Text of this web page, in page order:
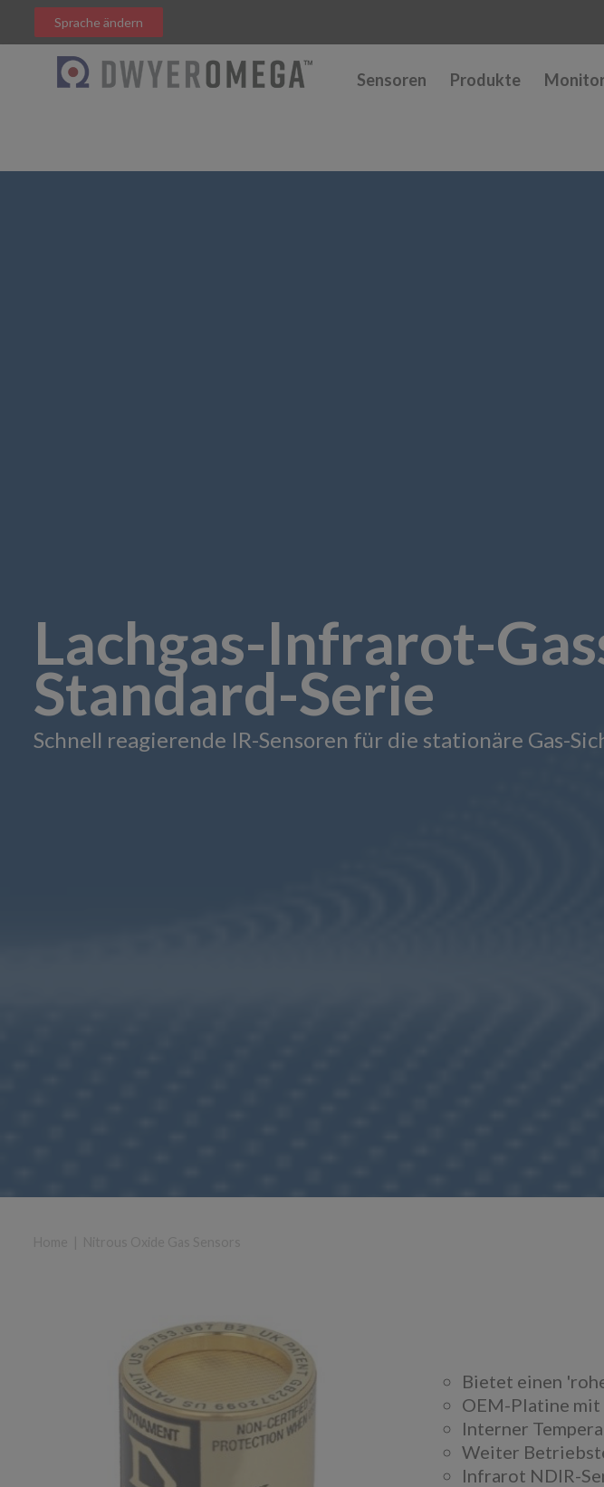
Sprache ändern
Sensoren Produkte
Lachgas-Infrarot-
Standard-Serie
Schnell reagierende IR-Sensoren für die stationäre Gas-
Bietet einen
OEM-Platine
Interner
Weiter
Infrarot NDIR-